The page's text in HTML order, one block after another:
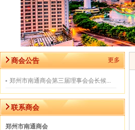
商会公告 更多
郑州市南通商会第三届理事会会长候...
联系商会
郑州市南通商会